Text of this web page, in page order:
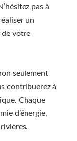
pas à
un
de votre
seulement
contribuerez à
Chaque
d’énergie,